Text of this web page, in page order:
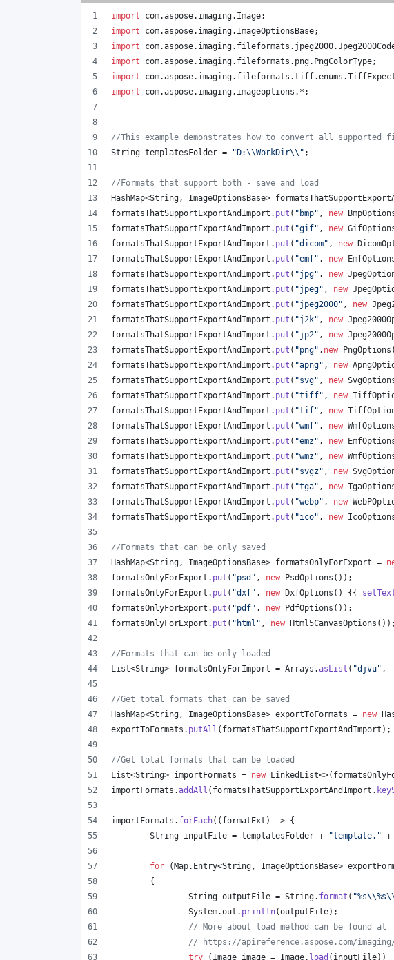
import com.aspose. imaging. Image;
import
com.aspose. imaging. ImageOptionsBase;
import
com.aspose. imaging. fileformats . jpeg2000.
import
com.aspose. imaging. fileformats . png. PngColorType;
import
com.aspose. imaging. fileformats .tiff.enums .
import
com.aspose. imaging. imageoptions .*;
//This example demonstrates how to convert all supported
String templatesFolder = "D:\\WorkDir\\ " ;
//Formats that support both - save and load
HashMap<String, ImageOptionsBase>
formatsThatSupportExportAndImport . put ( "bmp" , new
formatsThatSupportExportAndImport . put ( "gif" , new
formatsThatSupportExportAndImport . put ( "dicom" , new
formatsThatSupportExportAndImport . put ( "emf" , new
formatsThatSupportExportAndImport . put ( "jpg" , new
formatsThatSupportExportAndImport . put ( "jpeg" , new
formatsThatSupportExportAndImport . put ( "jpeg2000" , new
formatsThatSupportExportAndImport . put ( "j2k" , new
formatsThatSupportExportAndImport . put ( "jp2" , new
formatsThatSupportExportAndImport . put ( "png" , new PngOptions
formatsThatSupportExportAndImport . put ( "apng" , new
formatsThatSupportExportAndImport . put ( "svg" , new
formatsThatSupportExportAndImport . put ( "tiff" , new
formatsThatSupportExportAndImport . put ( "tif" , new
formatsThatSupportExportAndImport . put ( "wmf" , new
formatsThatSupportExportAndImport . put ( "emz" , new
formatsThatSupportExportAndImport . put ( "wmz" , new
formatsThatSupportExportAndImport . put ( "svgz" , new
formatsThatSupportExportAndImport . put ( "tga" , new
formatsThatSupportExportAndImport . put ( "webp" , new
formatsThatSupportExportAndImport . put ( "ico" , new
//Formats that can be only saved
HashMap<String, ImageOptionsBase> formatsOnlyForExport =
formatsOnlyForExport . put ( "psd" , new PsdOptions ());
formatsOnlyForExport . put ( "dxf" , new DxfOptions () {{
formatsOnlyForExport . put ( "pdf" , new PdfOptions ());
formatsOnlyForExport . put ( "html" , new Html5CanvasOptions ());
//Formats that can be only loaded
List<String> formatsOnlyForImport = Arrays .asList ( "djvu" ,
//Get total formats that can be saved
HashMap<String, ImageOptionsBase> exportToFormats = new
exportToFormats . putAll ( formatsThatSupportExportAndImport );
//Get total formats that can be loaded
List<String> importFormats = new LinkedList<>(
importFormats .addAll ( formatsThatSupportExportAndImport .
importFormats . forEach(( formatExt ) -> {
String inputFile = templatesFolder + "template." +
for ( Map. Entry<String, ImageOptionsBase>
	{
String outputFile = String. format ( "%s\\%s
System.out . println(outputFile);
// More about load method can be found at
// https://apireference.aspose.com/
try ( Image image = Image. load ( inputFile))